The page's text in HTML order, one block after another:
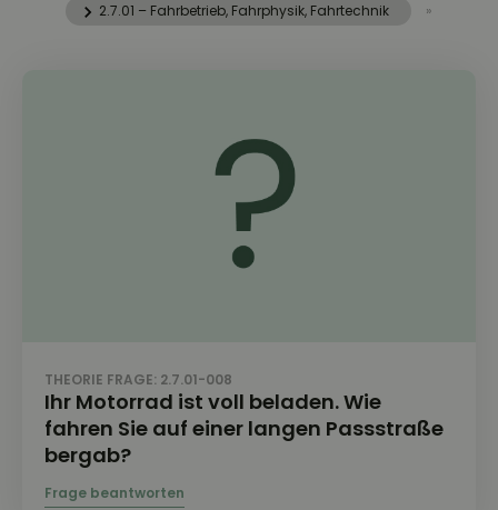
2.7.01 – Fahrbetrieb, Fahrphysik, Fahrtechnik »
THEORIE FRAGE: 2.7.01-008
Ihr Motorrad ist voll beladen. Wie
fahren Sie auf einer langen Passstraße
bergab?